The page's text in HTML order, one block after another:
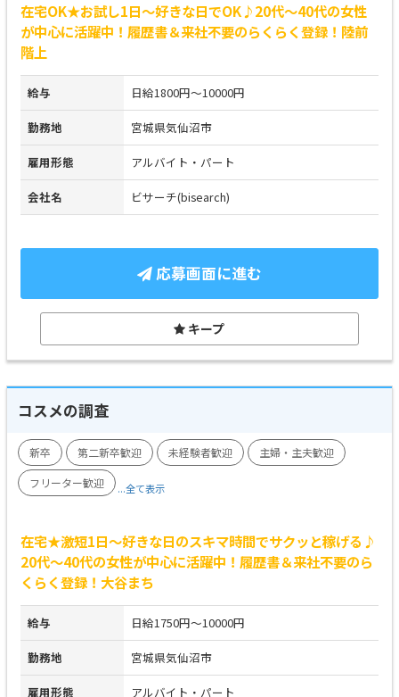
在宅OK★お試し1日～好きな日でOK♪20代～40代の女性
が中心に活躍中！履歴書＆来社不要のらくらく登録！陸前
階上
給与 日給1800円～10000円
勤務地 宮城県気仙沼市
雇用形態 アルバイト・パート
会社名 ビサーチ(bisearch)
応募画面に進む
キープ
コスメの調査
新卒 第二新卒歓迎 未経験者歓迎
主婦・主夫歓迎
フリーター歓迎
...全て表示
在宅★激短1日～好きな日のスキマ時間でサクッと稼げる♪
20代～40代の女性が中心に活躍中！履歴書＆来社不要のら
くらく登録！大谷まち
給与 日給1750円～10000円
勤務地 宮城県気仙沼市
雇用形態 アルバイト・パート